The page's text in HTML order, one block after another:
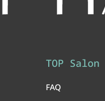
TOP Salon
FAQ